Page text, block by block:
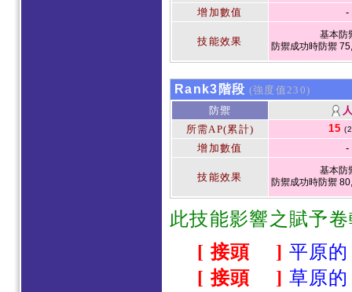
增加數值 -
技能效果
基本防
防禦成功時防禦
Rank3階段 (強度值230)
防禦
所需AP(累計)
15
增加數值 -
技能效果
基本防
防禦成功時防禦
此技能影響之賦予
[ 接頭 ] 平原
[ 接頭 ] 草原